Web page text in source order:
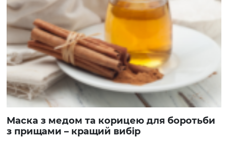
Маска з медом та корицею для боротьби
з прищами – кращий вибір